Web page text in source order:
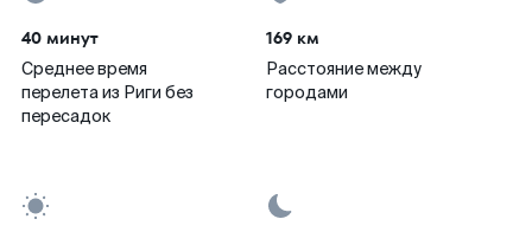
40 минут
Среднее время
перелета из Риги без
пересадок
169 км
Расстояние между
городами